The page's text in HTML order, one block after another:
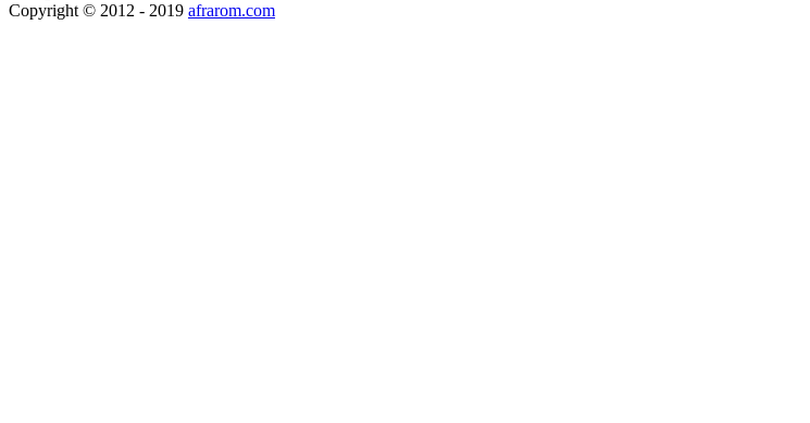
Copyright © 2012 - 2019 afrarom.com